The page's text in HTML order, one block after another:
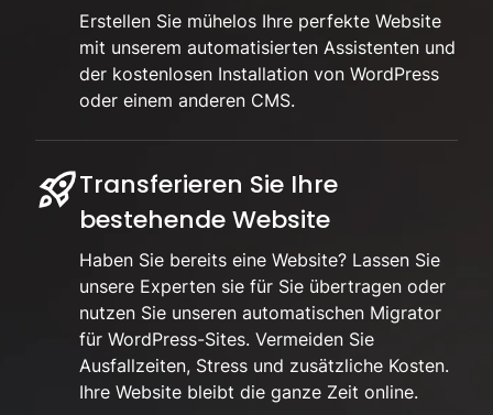
Erstellen Sie mühelos Ihre perfekte Website
mit unserem automatisierten Assistenten und
der kostenlosen Installation von WordPress
oder einem anderen CMS.
Transferieren Sie Ihre
bestehende Website
Haben Sie bereits eine Website? Lassen Sie
unsere Experten sie für Sie übertragen oder
nutzen Sie unseren automatischen Migrator
für WordPress-Sites. Vermeiden Sie
Ausfallzeiten, Stress und zusätzliche Kosten.
Ihre Website bleibt die ganze Zeit online.